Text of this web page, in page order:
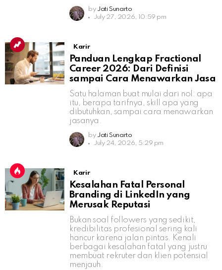
by Jati Sunarto
July 27, 2026, 10:59 pm
Karir
Panduan Lengkap Fractional
Career 2026: Dari Definisi
sampai Cara Menawarkan Jasa
Satu halaman buat mulai dari nol: apa
itu, berapa tarifnya, skill apa yang
dibutuhkan, sampai cara menawarkan
jasanya.
by Jati Sunarto
July 24, 2026, 5:29 pm
Karir
Kesalahan Fatal Personal
Branding di LinkedIn yang
Merusak Reputasi
Bukan soal followers yang sedikit,
kredibilitas profesional sering kali
hancur karena jalan pintas. Kenali
berbagai kesalahan fatal yang justru
membuat rekruter dan klien potensial
menjauh.